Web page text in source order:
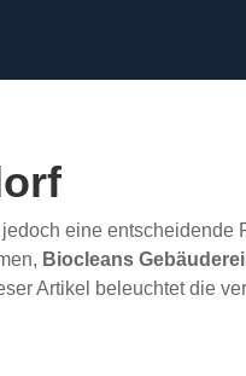
eine entscheidende
Biocleans
Artikel beleuchtet die